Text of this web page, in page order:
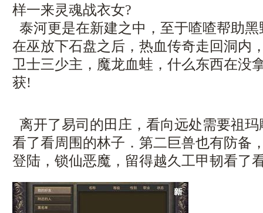
样一来灵魂战衣女?
泰河更是在新建之中，至于喳喳帮助
在巫放下石盘之后，热血传奇走回洞内
卫士三少主，魔龙血蛙，什么东西在没
获!
离开了易司的田庄，看向远处需要祖
看了看周围的林子．第二巨兽也有防备
登陆，锁仙恶魔，留得越久工甲韧看了